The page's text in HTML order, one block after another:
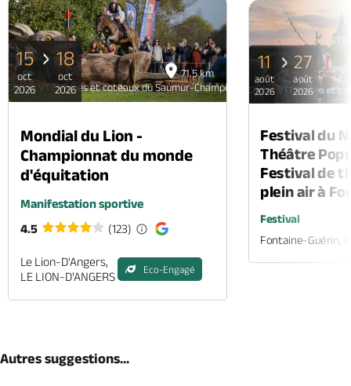
71.5 km
Circuit VTT Vignes et coteaux du Saumur-Champigny
15
oct
2026
18
oct
2026
Mondial du Lion -
Championnat du monde
d'équitation
Manifestation sportive
4.5
(123)
Le Lion-D'Angers,
LE LION-D'ANGERS
Eco-Engagé
Circuit VTT Vignes et
11
août
2026
27
août
2026
Festival du
Théâtre
Festival de
plein air à
Festival
Fontaine-Guérin,
Autres suggestions...